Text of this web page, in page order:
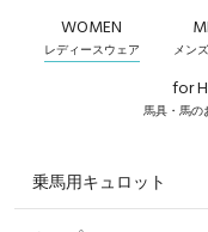
WOMEN
レディースウェア メン
for
馬具・馬の
乗馬用キュロット